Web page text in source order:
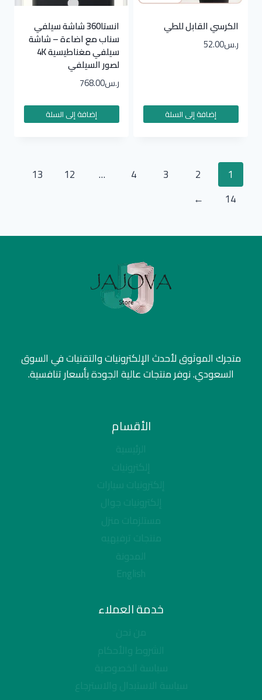
الكرسي القابل للطي
ر.س52.00
إضافة إلى السلة
انستا360 شاشة سيلفي
سناب مع اضاءة – شاشة
سيلفي مغناطيسية 4K
لصور السيلفي
ر.س768.00
إضافة إلى السلة
1
2
3
4
…
12
13
14
←
متجرك الموثوق لأحدث الإلكترونيات والتقنيات في السوق
السعودي. نوفر منتجات عالية الجودة بأسعار تنافسية.
الأقسام
الرئيسية
إلكترونيات
إلكترونيات سيارات
إلكترونيات جوال
مستلزمات منزل
منتجات ترفيهيه
المدونة
English
خدمة العملاء
من نحن
الشروط والأحكام
سياسة الخصوصية
سياسة الاستبدال والاسترجاع